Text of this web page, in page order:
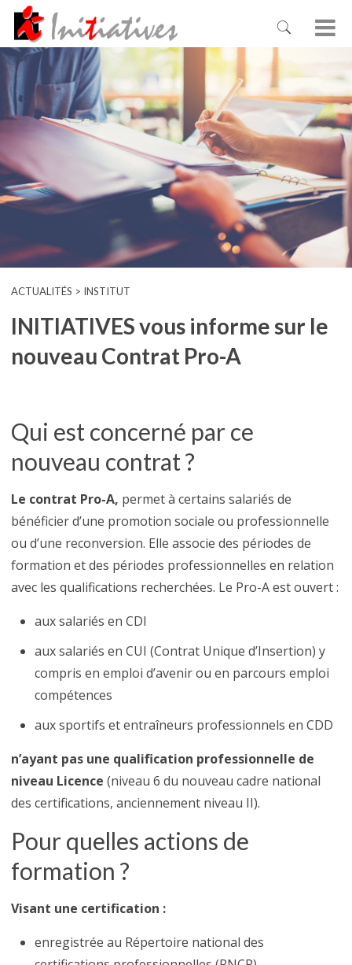
ACTUALITÉS > INSTITUT
INITIATIVES vous informe sur le
nouveau Contrat Pro-A
Qui est concerné par ce
nouveau contrat ?
Le contrat Pro-A, permet à certains salariés de
bénéficier d’une promotion sociale ou professionnelle
ou d’une reconversion. Elle associe des périodes de
formation et des périodes professionnelles en relation
avec les qualifications recherchées. Le Pro-A est ouvert :
aux salariés en CDI
aux salariés en CUI (Contrat Unique d’Insertion) y
compris en emploi d’avenir ou en parcours emploi
compétences
aux sportifs et entraîneurs professionnels en CDD
n’ayant pas une qualification professionnelle de
niveau Licence (niveau 6 du nouveau cadre national
des certifications, anciennement niveau II).
Pour quelles actions de
formation ?
Visant une certification :
enregistrée au Répertoire national des